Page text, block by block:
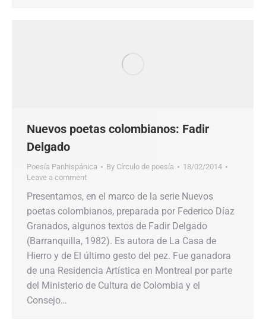
Nuevos poetas colombianos: Fadir
Delgado
Poesía Panhispánica By Círculo de poesía
18/02/2014
Leave a comment
Presentamos, en el marco de la serie Nuevos
poetas colombianos, preparada por Federico Díaz
Granados, algunos textos de Fadir Delgado
(Barranquilla, 1982). Es autora de La Casa de
Hierro y de El último gesto del pez. Fue ganadora
de una Residencia Artística en Montreal por parte
del Ministerio de Cultura de Colombia y el
Consejo…